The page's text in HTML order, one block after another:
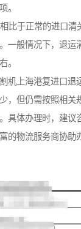
。
比于正常的进口清
一般情况下，退运
。
机上海港复进口退
，但仍需按照相关
具体办理时，建议
的物流服务商协助